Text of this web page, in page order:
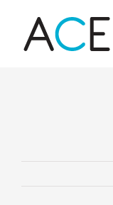
content